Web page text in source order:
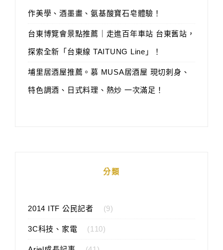
作美學、酒墨畫、氨基酸寶石皂體驗！
台東博覽會景點推薦｜走進百年車站 台東舊站，
探索全新「台東線 TAITUNG Line」！
埔里居酒屋推薦。慕 MUSA居酒屋 現切刺身、
特色調酒、日式料理、熱炒 一次滿足！
分類
2014 ITF 公民記者 (9)
3C科技、家電 (110)